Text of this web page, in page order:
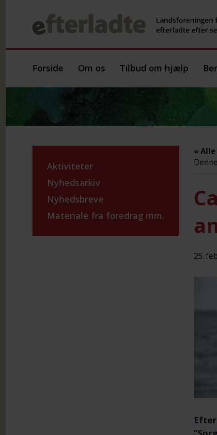
Forside Om os Tilbud om hjælp
«
25.
Aktiviteter
Nyhedsarkiv
Nyhedsbreve
Materiale fra foredrag mm.